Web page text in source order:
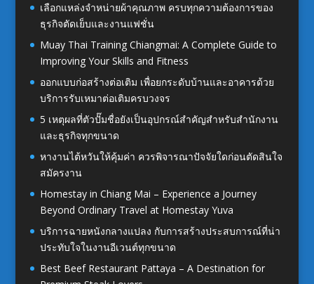
เลือกแหล่งจำหน่ายผ้าคุณภาพ ครบทุกความต้องการของ
ธุรกิจตัดเย็บและงานแฟชั่น
Muay Thai Training Chiangmai: A Complete Guide to
Improving Your Skills and Fitness
ออกแบบก่อสร้างต่อเติม เพื่อยกระดับบ้านและอาคารด้วย
บริการรับเหมาต่อเติมครบวงจร
5 เหตุผลที่ตัวปั๊มชื่อยังเป็นอุปกรณ์สำคัญสำหรับสำนักงาน
และธุรกิจทุกขนาด
หางานไต้หวันให้คุ้มค่า ควรพิจารณาปัจจัยใดก่อนตัดสินใจ
สมัครงาน
Homestay in Chiang Mai – Experience a Journey
Beyond Ordinary Travel at Homestay Yuva
บริการฉายหนังกลางแปลง กับการสร้างประสบการณ์ที่น่า
ประทับใจในงานอีเวนต์ทุกขนาด
Best Beef Restaurant Pattaya – A Destination for